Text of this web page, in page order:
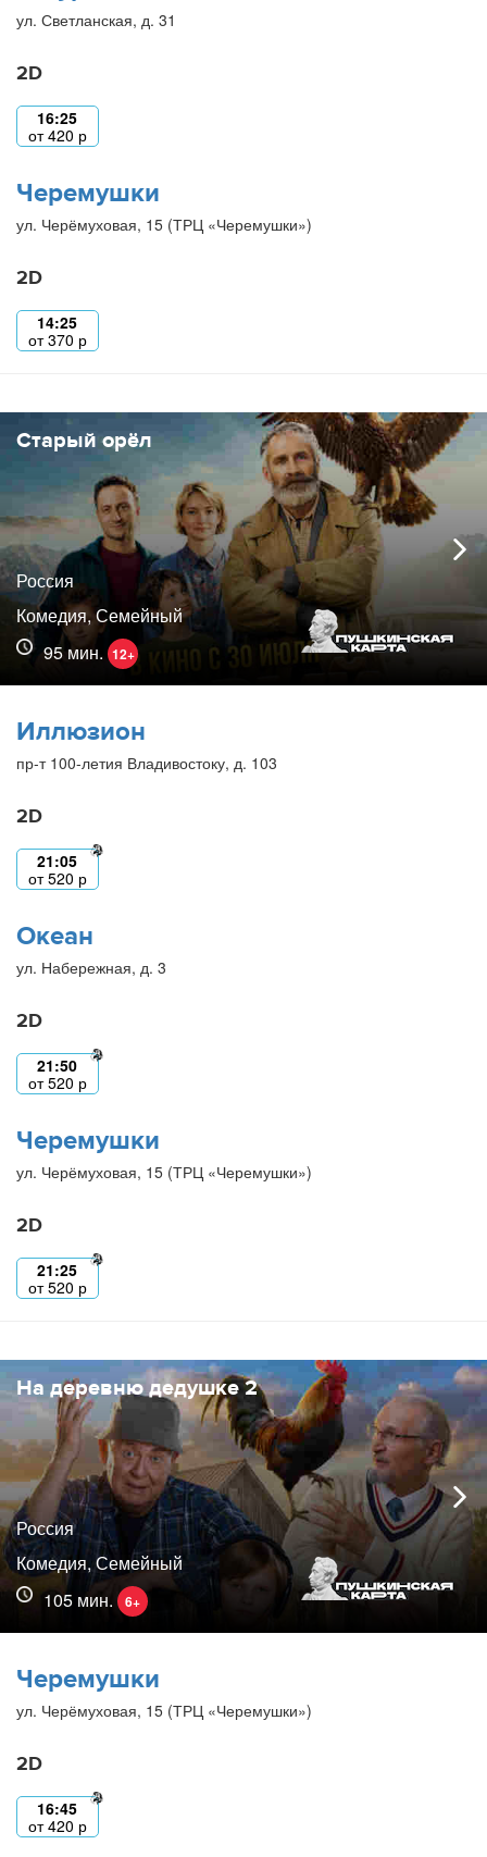
ул. Светланская, д. 31
2D
16:25
от420 р
Черемушки
ул. Черёмуховая, 15 (ТРЦ «Черемушки»)
2D
14:25
от370 р
Старый орёл
Россия
Комедия, Семейный
95 мин. 12+
Иллюзион
пр-т 100-летия Владивостоку, д. 103
2D
21:05
от520 р
Океан
ул. Набережная, д. 3
2D
21:50
от520 р
Черемушки
ул. Черёмуховая, 15 (ТРЦ «Черемушки»)
2D
21:25
от520 р
На деревню дедушке 2
Россия
Комедия, Семейный
105 мин.
6+
Черемушки
ул. Черёмуховая, 15 (ТРЦ «Черемушки»)
2D
16:45
от420 р